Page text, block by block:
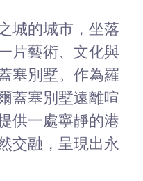
城的城市，坐落
片藝術、文化與
塞別墅。作為羅
蓋塞別墅遠離喧
供一處寧靜的港
交融，呈現出永